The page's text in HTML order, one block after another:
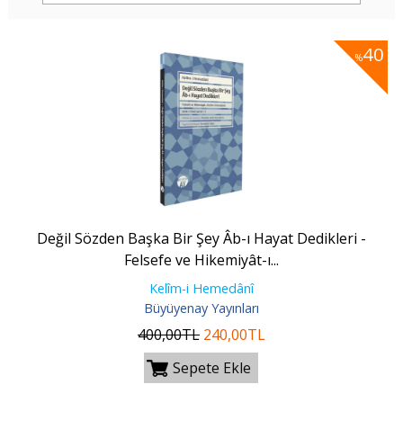
%40
Değil Sözden Başka Bir Şey Âb-ı Hayat Dedikleri -
Felsefe ve Hikemiyât-ı...
Kelîm-i Hemedânî
Büyüyenay Yayınları
400,00TL 240,00TL
Sepete Ekle